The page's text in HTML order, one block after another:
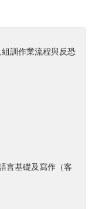
訓作業流程與反恐
言基礎及寫作（客